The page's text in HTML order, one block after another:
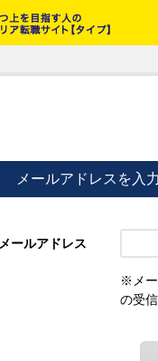
メールアドレスを入力
メールアドレス
※メー
の受